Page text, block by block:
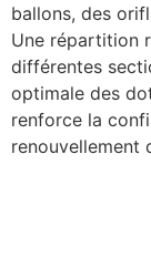
ballons, des
Une répartition
différentes
optimale des
renforce la
renouvellement